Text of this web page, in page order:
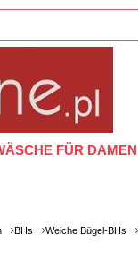
FÜR DAMEN
BHs Weiche Bügel-BHs